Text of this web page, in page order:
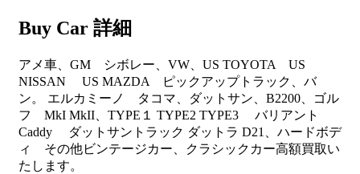
Buy Car 詳細
アメ車、GM シボレー、VW、US TOYOTA US
NISSAN US MAZDA ピックアップトラック、バ
ン。 エルカミーノ タコマ、ダットサン、B2200、ゴル
フ MkI MkII、TYPE１ TYPE2 TYPE3 バリアント
Caddy ダットサントラック ダットラ D21、ハードボデ
ィ その他ビンテージカー、クラシックカー高額買取い
たします。